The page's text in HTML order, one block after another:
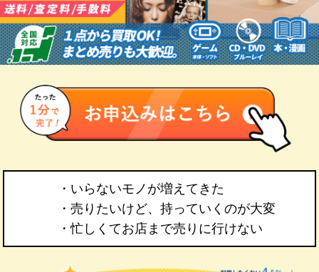
・いらないモノが増えてきた
・売りたいけど、持っていくのが大変
・忙しくてお店まで売りに行けない